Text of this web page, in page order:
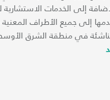
إلى الخدمات الاستشارية
إلى جميع الأطراف المعنية
في منطقة الشرق